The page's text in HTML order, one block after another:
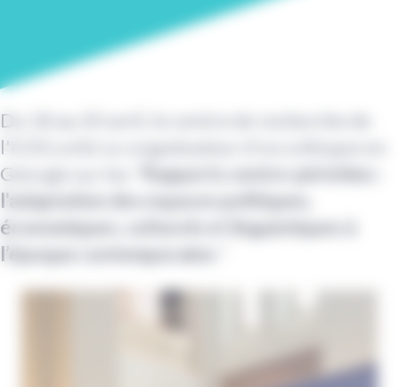
Du 18 au 20 avril, le centre de recherche de
l'ICES a été co-organisateur d'un colloque en
Géorgie sur les "
Rapports centre-périchies :
l'adaptation des espaces politiques,
économiques, culturels et linguistiques à
l’époque contemporaine.